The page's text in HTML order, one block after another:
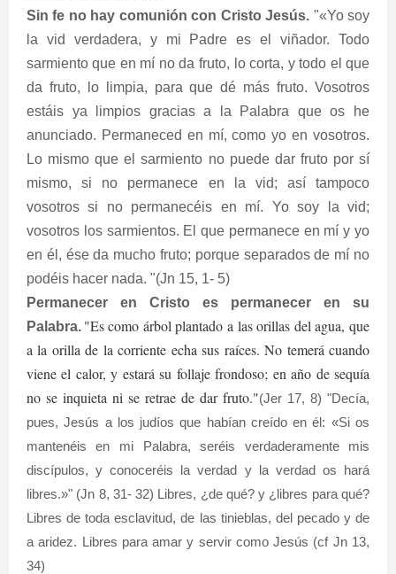
Sin fe no hay comunión con Cristo Jesús. "«Yo soy
la vid verdadera, y mi Padre es el viñador. Todo
sarmiento que en mí no da fruto, lo corta, y todo el que
da fruto, lo limpia, para que dé más fruto. Vosotros
estáis ya limpios gracias a la Palabra que os he
anunciado. Permaneced en mí, como yo en vosotros.
Lo mismo que el sarmiento no puede dar fruto por sí
mismo, si no permanece en la vid; así tampoco
vosotros si no permanecéis en mí. Yo soy la vid;
vosotros los sarmientos. El que permanece en mí y yo
en él, ése da mucho fruto; porque separados de mí no
podéis hacer nada. "(Jn 15, 1- 5)
Permanecer en Cristo es permanecer en su
Palabra. "Es como árbol plantado a las orillas del agua, que
a la orilla de la corriente echa sus raíces. No temerá cuando
viene el calor, y estará su follaje frondoso; en año de sequía
no se inquieta ni se retrae de dar fruto."(Jer 17, 8) "Decía,
pues, Jesús a los judíos que habían creído en él: «Si os
mantenéis en mi Palabra, seréis verdaderamente mis
discípulos, y conoceréis la verdad y la verdad os hará
libres.»" (Jn 8, 31- 32) Libres, ¿de qué? y ¿libres para qué?
Libres de toda esclavitud, de las tinieblas, del pecado y de
a aridez. Libres para amar y servir como Jesús (cf Jn 13,
34)